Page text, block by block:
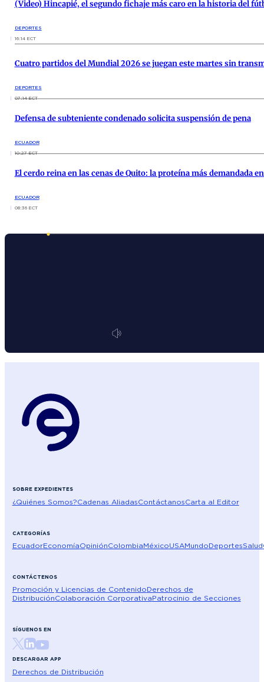
(Video) Hincapié, el segundo fichaje más caro en la historia del
DEPORTES
16:14 ECT
Cuatro partidos del Mundial 2026 se juegan este martes sin
DEPORTES
07:14 ECT
Defensa de subteniente condenado solicita suspensión de pena
ECUADOR
10:27 ECT
El cerdo reina en las cenas de Quito: la proteína más demandada
ECUADOR
08:36 ECT
SOBRE EXPEDIENTES
¿Quiénes Somos?Cadenas AliadasContáctanosCarta al Editor
CATEGORÍAS
EcuadorEconomíaOpiniónColombiaMéxicoUSAMundoDeportesSalud
CONTÁCTENOS
Promoción y Licencias de ContenidoDerechos de
DistribuciónColaboración CorporativaPatrocinio de Secciones
SÍGUENOS EN
DESCARGAR APP
Derechos de Distribución